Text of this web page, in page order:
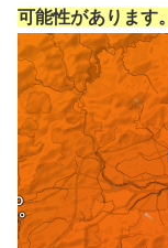
可能性があります。